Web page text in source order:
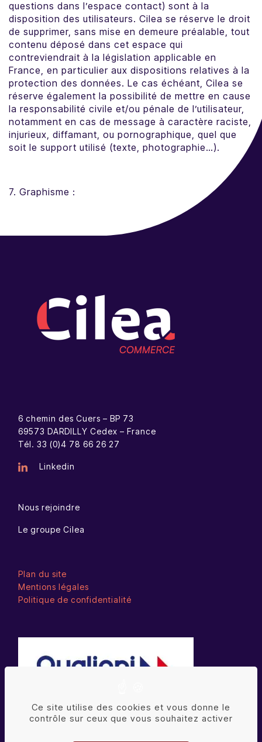
questions dans l’espace contact) sont à la
disposition des utilisateurs. Cilea se réserve le droit
de supprimer, sans mise en demeure préalable, tout
contenu déposé dans cet espace qui
contreviendrait à la législation applicable en
France, en particulier aux dispositions relatives à la
protection des données. Le cas échéant, Cilea se
réserve également la possibilité de mettre en cause
la responsabilité civile et/ou pénale de l’utilisateur,
notamment en cas de message à caractère raciste,
injurieux, diffamant, ou pornographique, quel que
soit le support utilisé (texte, photographie…).
7. Graphisme :
6 chemin des Cuers – BP 73
69573 DARDILLY Cedex – France
Tél. 33 (0)4 78 66 26 27
Linkedin
Nous rejoindre
Le groupe Cilea
Plan du site
Mentions légales
Politique de confidentialité
Ce site utilise des cookies et vous donne le
contrôle sur ceux que vous souhaitez activer